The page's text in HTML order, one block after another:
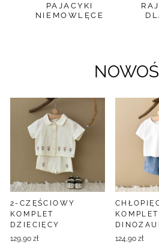
PAJACYKI
NIEMOWLĘCE
2-CZĘŚCIOWY
KOMPLET
DZIECIĘCY
129,90 zł
124,90 zł